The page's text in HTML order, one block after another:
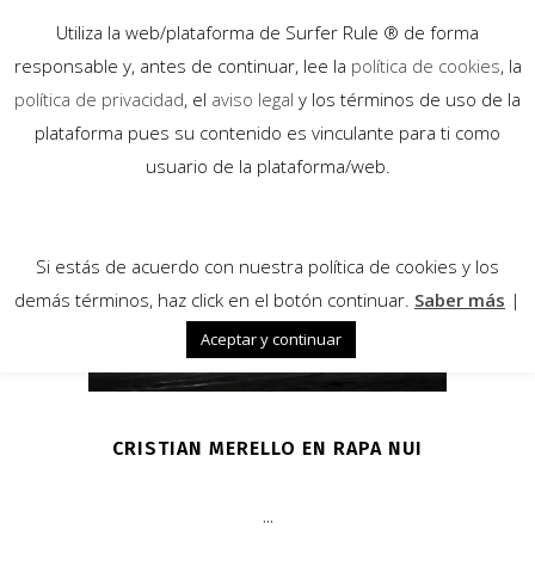
13
CRISTIAN MERELLO EN RAPA NUI
...
Utiliza la web/plataforma de Surfer Rule ® de forma
responsable y, antes de continuar, lee la política de cookies, la
política de privacidad, el aviso legal y los términos de uso de la
plataforma pues su contenido es vinculante para ti como
usuario de la plataforma/web.
Si estás de acuerdo con nuestra política de cookies y los
demás términos, haz click en el botón continuar. Saber más |
Aceptar y continuar